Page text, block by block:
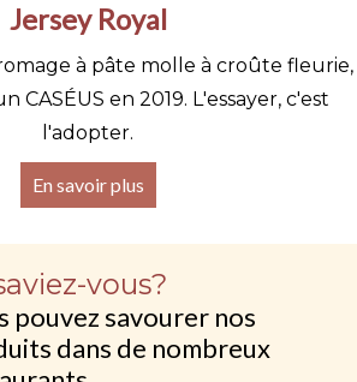
Jersey Royal
à pâte molle à croûte fleurie,
CASÉUS en 2019. L'essayer, c'est
l'adopter.
En savoir plus
vous?
pouvez savourer nos
dans de nombreux